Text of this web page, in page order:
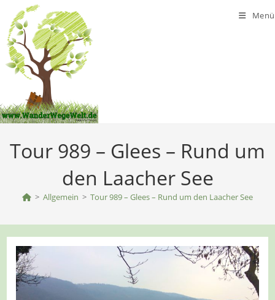
Inhalt
springen
Menü
Tour 989 – Glees – Rund um
den Laacher See
> Allgemein > Tour 989 – Glees – Rund um den Laacher See